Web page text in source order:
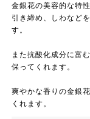
金銀花の美容的な特
引き締め、しわなど
す。
また抗酸化成分に富
保ってくれます。
爽やかな香りの金銀
くれます。